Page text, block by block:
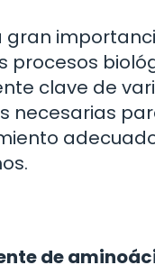
gran
procesos
clave de
necesarias
de